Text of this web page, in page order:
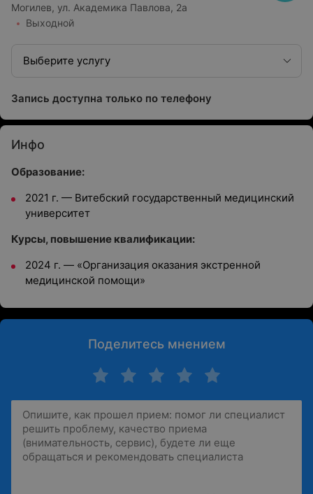
Могилев, ул. Академика Павлова, 2а
Выходной
Выберите услугу
Запись доступна только по телефону
Инфо
Образование:
2021 г. — Витебский государственный медицинский
университет
Курсы, повышение квалификации:
2024 г. — «Организация оказания экстренной
медицинской помощи»
Поделитесь мнением